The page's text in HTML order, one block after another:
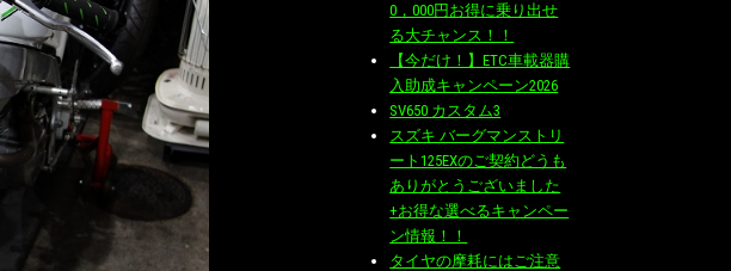
0，000円お得に乗り出せ
る大チャンス！！
【今だけ！】ETC車載器購
入助成キャンペーン2026
SV650 カスタム3
スズキ バーグマンストリ
ート125EXのご契約どうも
ありがとうございました
+お得な選べるキャンペー
ン情報！！
タイヤの摩耗にはご注意